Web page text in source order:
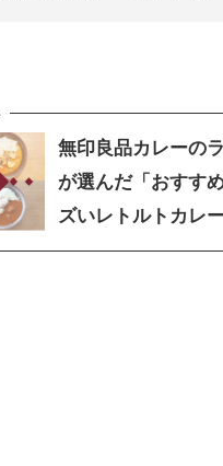
無印良品カレーの
が選んだ「おすす
ズいレトルトカレ